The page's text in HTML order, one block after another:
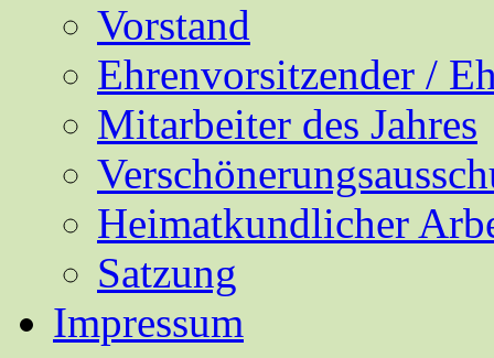
Vorstand
Ehrenvorsitzender /
Mitarbeiter des Jahres
Heimatkundlicher
Satzung
Impressum